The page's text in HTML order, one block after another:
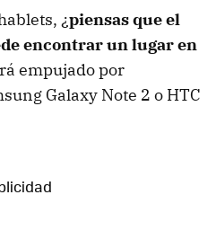
¿piensas que el
encontrar un lugar en
empujado por
Galaxy Note 2 o HTC